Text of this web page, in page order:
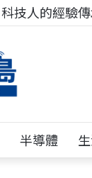
科技人的經驗
半導體